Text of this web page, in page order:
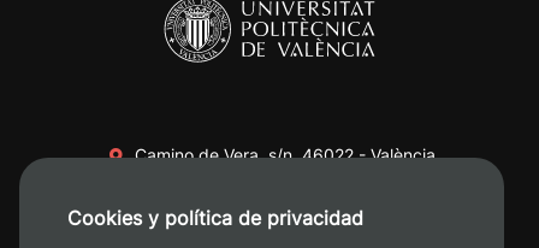
Camino de Vera, s/n. 46022 - València
+34 620 04 00 50
Cookies y política de privacidad